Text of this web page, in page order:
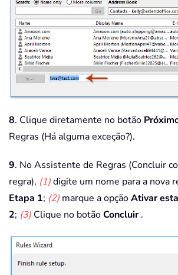
8. Clique diretamente no botão
Regras (Há alguma exceção?).
9. No Assistente de Regras (Concluir
regra), (1)digite um nome para a nova
Etapa 1; (2) marque a opçãoAtivar
2; (3) Clique no botãoConcluir.